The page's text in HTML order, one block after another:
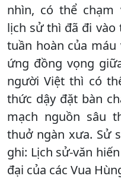
nhìn, có thể chạm
lịch sử thì đã đi
tuần hoàn của
ứng đồng vọng
người Việt thì có
thức dậy đặt bàn
mạch nguồn sâu
thuở ngàn xưa. Sử
ghi: Lịch sử-văn
đại của các Vua